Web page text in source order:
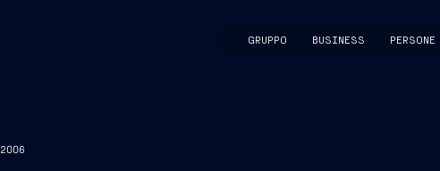
GRUPPO BUSINESS PERSONE
CAPTAIN
2006